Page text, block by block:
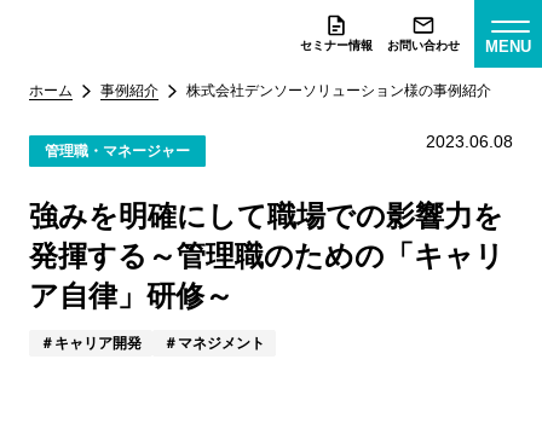
セミナー情報 お問い合わせ MENU
ホーム 事例紹介 株式会社デンソーソリューション様の事例紹介
管理職・マネージャー 2023.06.08
強みを明確にして職場での影響力を
発揮する～管理職のための「キャリ
ア自律」研修～
キャリア開発 マネジメント